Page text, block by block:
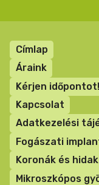
Lábléc
menü
Címlap
Áraink
Kérjen időpontot!
Kapcsolat
Adatkezelési
Fogászati
Koronák és
Mikroszkópos